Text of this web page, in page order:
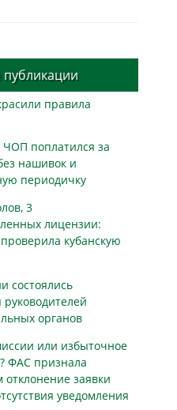
правила
ЧОП поплатился за
нашивок и
периодичку
3
лицензии:
кубанскую
состоялись
органов
или избыточное
ФАС признала
заявки
уведомления